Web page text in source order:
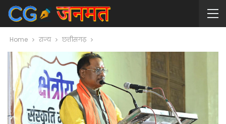
Home राज्य छत्तीसगढ़